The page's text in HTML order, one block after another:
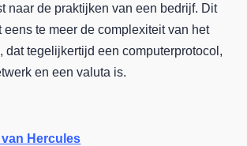
naar de praktijken van een bedrijf. Dit
eens te meer de complexiteit van het
dat tegelijkertijd een computerprotocol,
en een valuta is.
van Hercules